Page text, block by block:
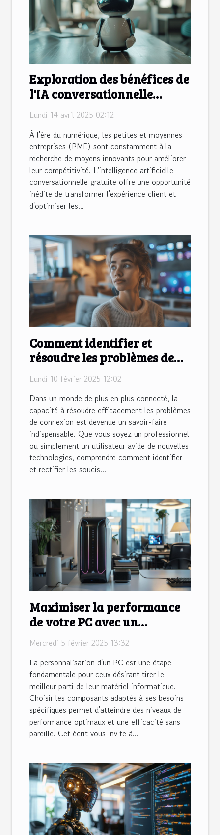
Exploration des bénéfices de
l'IA conversationnelle
gratuite pour les PME
Lundi 14 avril 2025 02:12
À l'ère du numérique, les petites et moyennes
entreprises (PME) sont constamment à la
recherche de moyens innovants pour améliorer
leur compétitivité. L'intelligence artificielle
conversationnelle gratuite offre une opportunité
inédite de transformer l'expérience client et
d'optimiser les...
Comment identifier et
résoudre les problèmes de
connexion avec un assistant
IA
Lundi 10 février 2025 12:02
Dans un monde de plus en plus connecté, la
capacité à résoudre efficacement les problèmes
de connexion est devenue un savoir-faire
indispensable. Que vous soyez un professionnel
ou simplement un utilisateur avide de nouvelles
technologies, comprendre comment identifier
et rectifier les soucis...
Maximiser la performance
de votre PC avec un
assemblage sur mesure
Mercredi 5 février 2025 13:32
La personnalisation d'un PC est une étape
fondamentale pour ceux désirant tirer le
meilleur parti de leur matériel informatique.
Choisir les composants adaptés à ses besoins
spécifiques permet d'atteindre des niveaux de
performance optimaux et une efficacité sans
pareille. Cet écrit vous invite à...